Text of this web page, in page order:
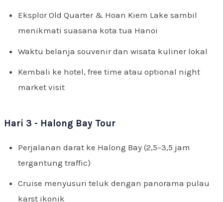
Eksplor Old Quarter & Hoan Kiem Lake sambil
menikmati suasana kota tua Hanoi
Waktu belanja souvenir dan wisata kuliner lokal
Kembali ke hotel, free time atau optional night
market visit
Hari 3 - Halong Bay Tour
Perjalanan darat ke Halong Bay (2,5–3,5 jam
tergantung traffic)
Cruise menyusuri teluk dengan panorama pulau
karst ikonik